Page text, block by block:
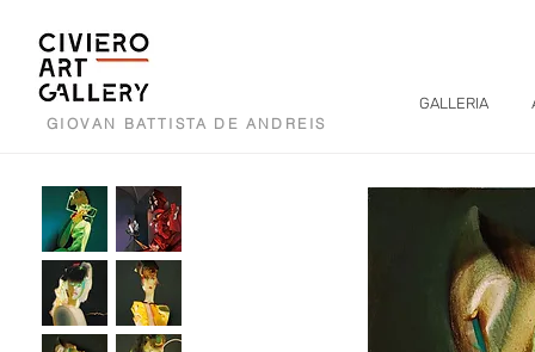
GALLERIA
GIOVAN BATTISTA DE ANDREIS